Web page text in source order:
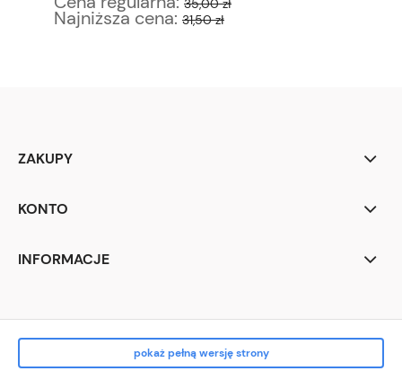
35,00 zł
Najniższa cena: 31,50 zł
ZAKUPY
KONTO
INFORMACJE
pokaż pełną wersję strony